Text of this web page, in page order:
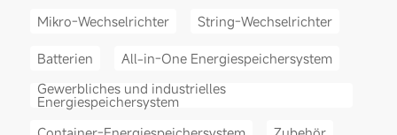
Mikro-Wechselrichter String-Wechselrichter
Batterien
All-in-One Energiespeichersystem
Gewerbliches und industrielles
Energiespeichersystem